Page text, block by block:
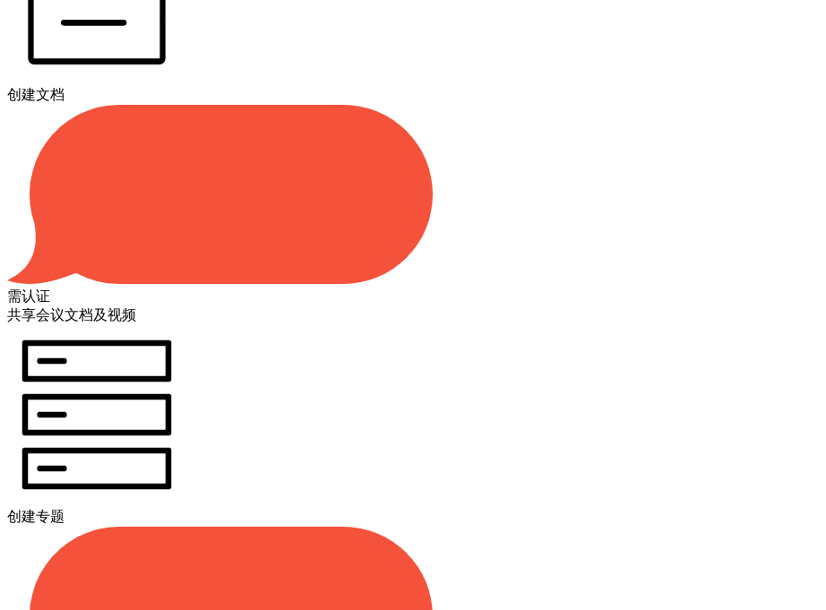
创建文档
需认证
共享会议文档及视频
创建专题